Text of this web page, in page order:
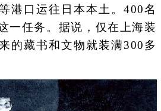
港口运往日本本土。400名
一任务。据说，仅在上海装
的藏书和文物就装满300多